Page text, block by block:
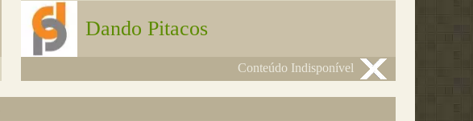
Dando Pitacos
Conteúdo Indisponível